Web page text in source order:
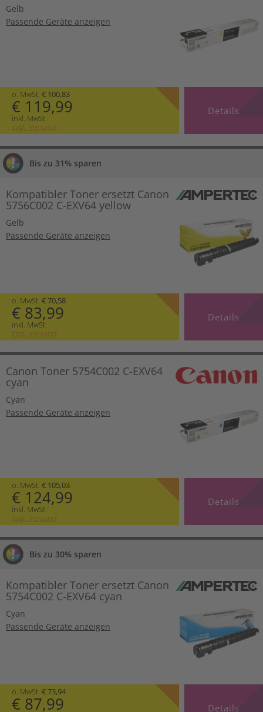
Gelb
Passende Geräte anzeigen
o. MwSt. € 100,83
€ 119,99
inkl. MwSt.
zzgl. Versand
Details
Bis zu 31% sparen
Kompatibler Toner ersetzt Canon
5756C002 C-EXV64 yellow
Gelb
Passende Geräte anzeigen
o. MwSt. € 70,58
€ 83,99
inkl. MwSt.
zzgl. Versand
Details
Canon Toner 5754C002 C-EXV64
cyan
Cyan
Passende Geräte anzeigen
o. MwSt. € 105,03
€ 124,99
inkl. MwSt.
zzgl. Versand
Details
Bis zu 30% sparen
Kompatibler Toner ersetzt Canon
5754C002 C-EXV64 cyan
Cyan
Passende Geräte anzeigen
o. MwSt. € 73,94
€ 87,99 Details